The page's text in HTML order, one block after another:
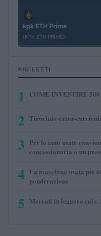
kpk ETH Prime
(KPK ETH PRIME)
PIÙ LETTI
1 COME INVESTIRE
2 Tirocinio extra-
3 Per le auto usate
concessionaria o un
4 La macchina usata più
ponderazione
5 Mercati in leggero